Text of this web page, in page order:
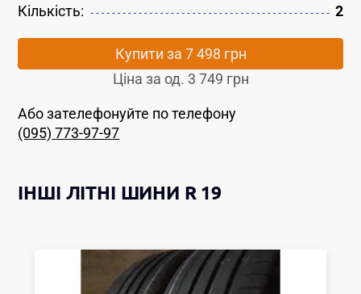
Кількість: 2
Купити за 7 498 грн
Ціна за од. 3 749 грн
Або зателефонуйте по телефону
(095) 773-97-97
ІНШІ ЛІТНІ ШИНИ R 19